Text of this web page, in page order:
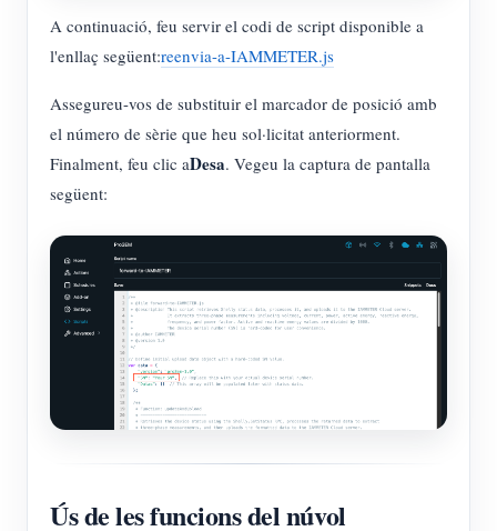
A continuació, feu servir el codi de script disponible a
l'enllaç següent:reenvia-a-IAMMETER.js
Assegureu-vos de substituir el marcador de posició amb
el número de sèrie que heu sol·licitat anteriorment.
Finalment, feu clic aDesa. Vegeu la captura de pantalla
següent:
Ús de les funcions del núvol